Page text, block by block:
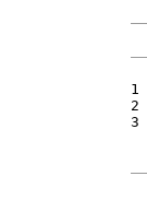
1
2
3